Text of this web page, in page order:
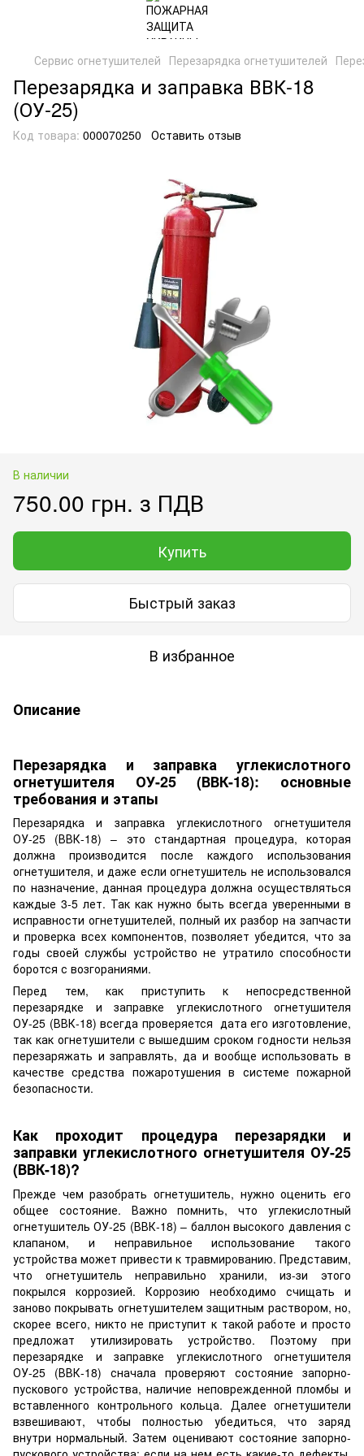
Сервис огнетушителей Перезарядка огнетушителей
Перезарядка и заправка ВВК-18
(ОУ-25)
Код товара: 000070250 Оставить отзыв
В наличии
750.00 грн. з ПДВ
Купить
Быстрый заказ
В избранное
Описание
Перезарядка и заправка углекислотного
огнетушителя ОУ-25 (ВВК-18): основные
требования и этапы
Перезарядка и заправка углекислотного огнетушителя
ОУ-25 (ВВК-18) – это стандартная процедура, которая
должна производится после каждого использования
огнетушителя, и даже если огнетушитель не использовался
по назначение, данная процедура должна осуществляться
каждые 3-5 лет. Так как нужно быть всегда уверенными в
исправности огнетушителей, полный их разбор на запчасти
и проверка всех компонентов, позволяет убедится, что за
годы своей службы устройство не утратило способности
боротся с возгораниями.
Перед тем, как приступить к непосредственной
перезарядке и заправке углекислотного огнетушителя
ОУ-25 (ВВК-18) всегда проверяется дата его изготовление,
так как огнетушители с вышедшим сроком годности нельзя
перезаряжать и заправлять, да и вообще использовать в
качестве средства пожаротушения в системе пожарной
безопасности.
Как проходит процедура перезарядки и
заправки углекислотного огнетушителя ОУ-25
(ВВК-18)?
Прежде чем разобрать огнетушитель, нужно оценить его
общее состояние. Важно помнить, что углекислотный
огнетушитель ОУ-25 (ВВК-18) – баллон высокого давления с
клапаном, и неправильное использование такого
устройства может привести к травмированию. Представим,
что огнетушитель неправильно хранили, из-зи этого
покрылся коррозией. Коррозию необходимо счищать и
заново покрывать огнетушителем защитным раствором, но,
скорее всего, никто не приступит к такой работе и просто
предложат утилизировать устройство. Поэтому при
перезарядке и заправке углекислотного огнетушителя
ОУ-25 (ВВК-18) сначала проверяют состояние запорно-
пускового устройства, наличие неповрежденной пломбы и
вставленного контрольного кольца. Далее огнетушители
взвешивают, чтобы полностью убедиться, что заряд
внутри нормальный. Затем оценивают состояние запорно-